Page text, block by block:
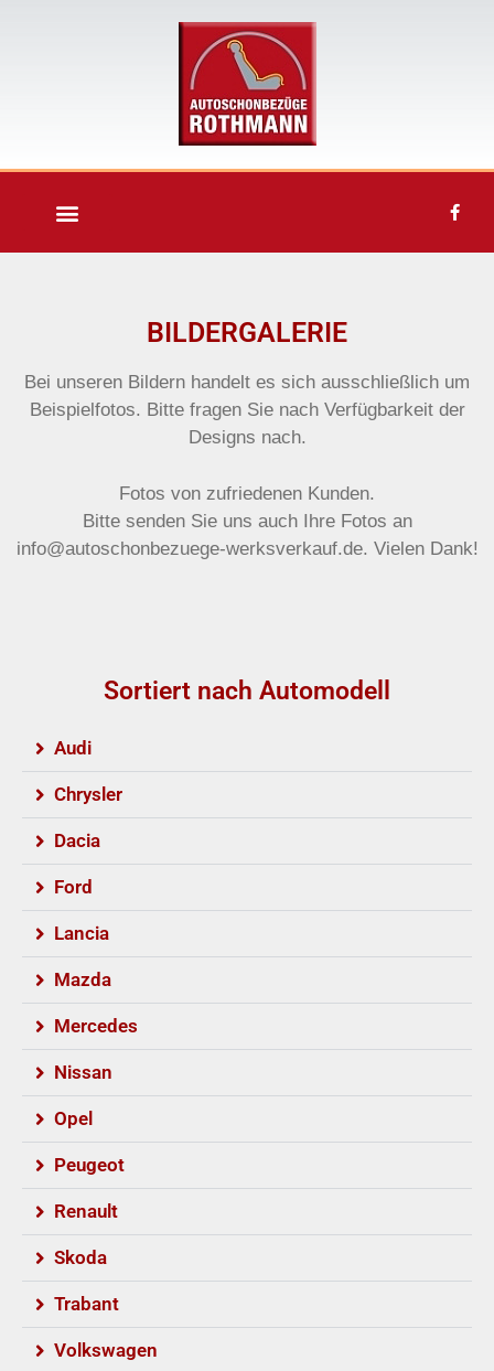
BILDERGALERIE
Bei unseren Bildern handelt es sich ausschließlich um
Beispielfotos. Bitte fragen Sie nach Verfügbarkeit der
Designs nach.
Fotos von zufriedenen Kunden.
Bitte senden Sie uns auch Ihre Fotos an
info@autoschonbezuege-werksverkauf.de. Vielen Dank!
Sortiert nach Automodell
Audi
Chrysler
Dacia
Ford
Lancia
Mazda
Mercedes
Nissan
Opel
Peugeot
Renault
Skoda
Trabant
Volkswagen